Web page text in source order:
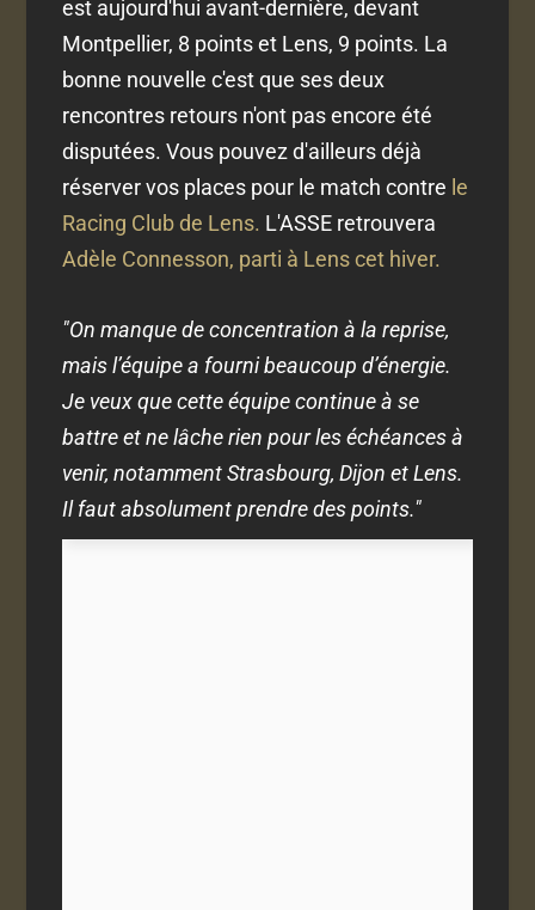
est aujourd'hui avant-dernière, devant
Montpellier, 8 points et Lens, 9 points. La
bonne nouvelle c'est que ses deux
rencontres retours n'ont pas encore été
disputées. Vous pouvez d'ailleurs déjà
réserver vos places pour le match contre le
Racing Club de Lens. L'ASSE retrouvera
Adèle Connesson, parti à Lens cet hiver.
"On manque de concentration à la reprise,
mais l’équipe a fourni beaucoup d’énergie.
Je veux que cette équipe continue à se
battre et ne lâche rien pour les échéances à
venir, notamment Strasbourg, Dijon et Lens.
Il faut absolument prendre des points."